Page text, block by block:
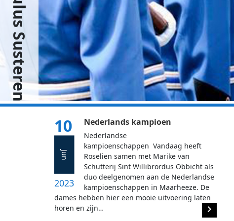
10
Jun
2023
Nederlands kampioen
Nederlandse
kampioenschappen Vandaag heeft
Roselien samen met Marike van
Schutterij Sint Willibrordus Obbicht als
duo deelgenomen aan de Nederlandse
kampioenschappen in Maarheeze. De
dames hebben hier een mooie uitvoering laten
horen en zijn…
navigate_next